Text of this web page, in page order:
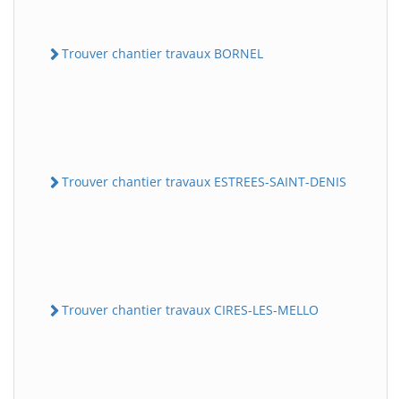
Trouver chantier travaux BORNEL
Trouver chantier travaux ESTREES-SAINT-DENIS
Trouver chantier travaux CIRES-LES-MELLO